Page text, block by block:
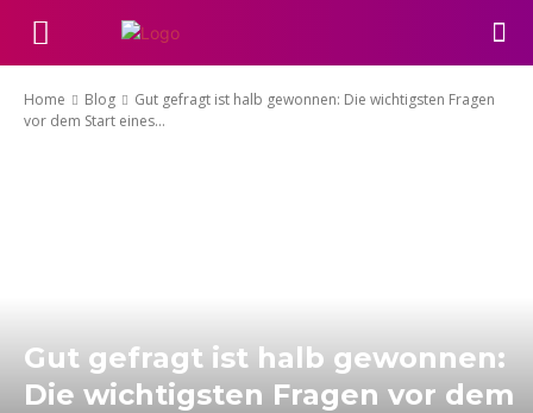
Home Blog
Gut gefragt ist halb gewonnen: Die wichtigsten Fragen
vor dem Start eines...
Gut gefragt ist halb gewonnen:
Die wichtigsten Fragen vor dem